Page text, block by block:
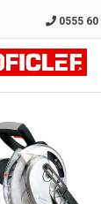
0555 60